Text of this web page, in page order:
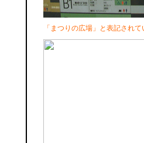
「まつりの広場」と表記されて